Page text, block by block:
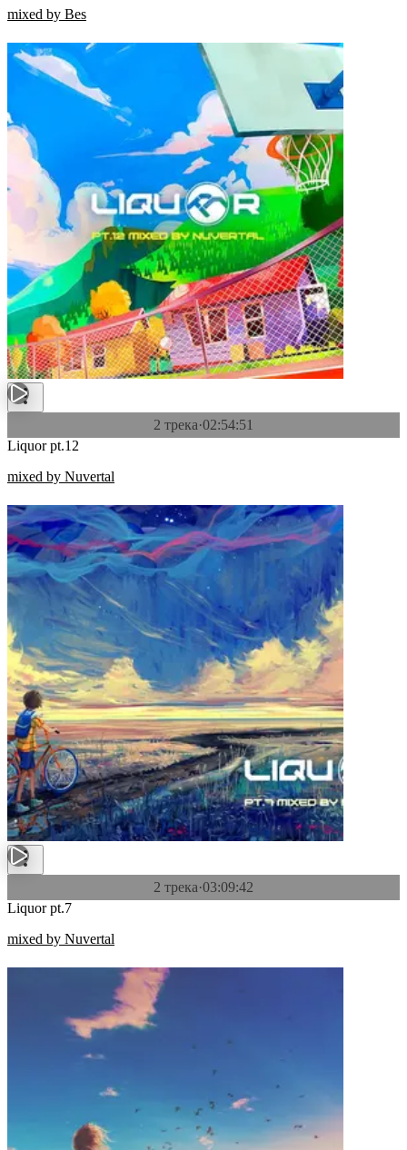
mixed by Bes
2 трека·02:54:51
Liquor pt.12
mixed by Nuvertal
2 трека·03:09:42
Liquor pt.7
mixed by Nuvertal